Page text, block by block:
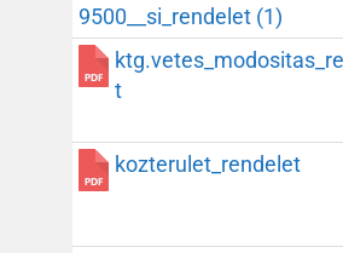
9500__si_rendelet (1)
t
kozterulet_rendelet